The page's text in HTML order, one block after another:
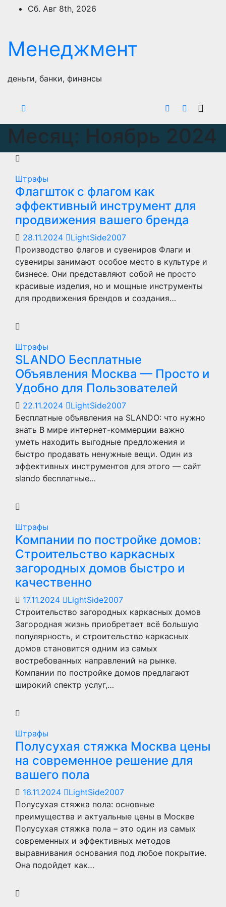
ПерейтиСб. Авг 8th, 2026
Менеджмент
деньги, банки, финансы
Месяц: Ноябрь 2024
Штрафы
Флагшток с флагом как
эффективный инструмент для
продвижения вашего бренда
28.11.2024
LightSide2007
Производство флагов и сувениров Флаги и
сувениры занимают особое место в культуре и
бизнесе. Они представляют собой не просто
красивые изделия, но и мощные инструменты
для продвижения брендов и создания…
Штрафы
SLANDO Бесплатные
Объявления Москва — Просто и
Удобно для Пользователей
22.11.2024
LightSide2007
Бесплатные объявления на SLANDO: что нужно
знать В мире интернет-коммерции важно
уметь находить выгодные предложения и
быстро продавать ненужные вещи. Один из
эффективных инструментов для этого — сайт
slando бесплатные…
Штрафы
Компании по постройке домов:
Строительство каркасных
загородных домов быстро и
качественно
17.11.2024
LightSide2007
Строительство загородных каркасных домов
Загородная жизнь приобретает всё большую
популярность, и строительство каркасных
домов становится одним из самых
востребованных направлений на рынке.
Компании по постройке домов предлагают
широкий спектр услуг,…
Штрафы
Полусухая стяжка Москва цены
на современное решение для
вашего пола
16.11.2024
LightSide2007
Полусухая стяжка пола: основные
преимущества и актуальные цены в Москве
Полусухая стяжка пола – это один из самых
современных и эффективных методов
выравнивания основания под любое покрытие.
Она подойдет как…